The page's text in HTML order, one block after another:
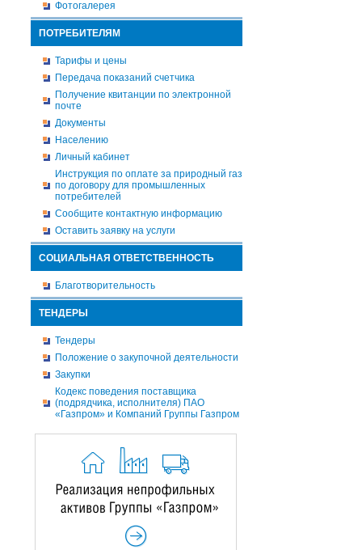
Фотогалерея
ПОТРЕБИТЕЛЯМ
Тарифы и цены
Передача показаний счетчика
Получение квитанции по электронной
почте
Документы
Населению
Личный кабинет
Инструкция по оплате за природный газ
по договору для промышленных
потребителей
Сообщите контактную информацию
Оставить заявку на услуги
СОЦИАЛЬНАЯ ОТВЕТСТВЕННОСТЬ
Благотворительность
ТЕНДЕРЫ
Тендеры
Положение о закупочной деятельности
Закупки
Кодекс поведения поставщика
(подрядчика, исполнителя) ПАО
«Газпром» и Компаний Группы Газпром